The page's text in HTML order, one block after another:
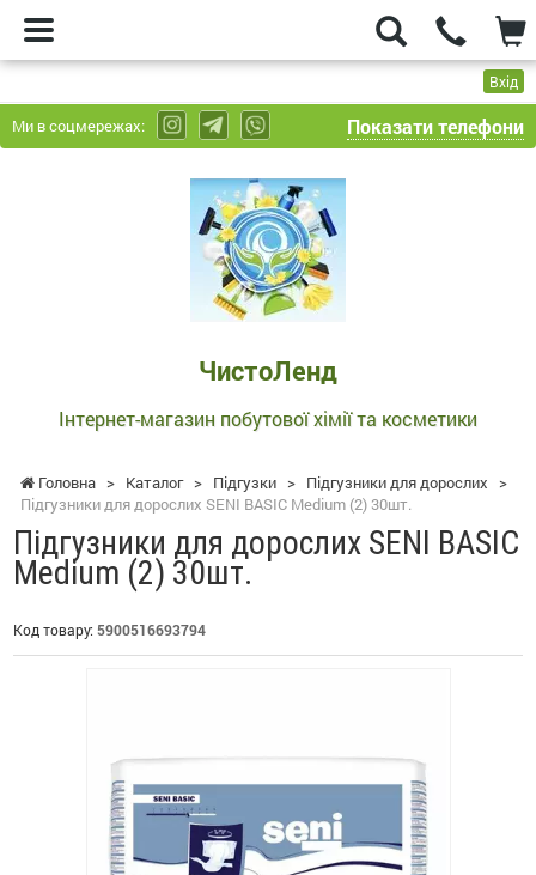
Вхід
Ми в соцмережах: Показати телефони
ЧистоЛенд
Інтернет-магазин побутової хімії та косметики
Головна > Каталог > Підгузки > Підгузники для дорослих
>
Підгузники для дорослих SENI BASIC Medium (2) 30шт.
Підгузники для дорослих SENI BASIC
Medium (2) 30шт.
Код товару: 5900516693794